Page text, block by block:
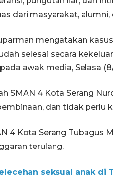
dari masyarakat, alumni,
mengatakan
selesai secara
awak media, Selasa
SMAN 4 Kota Serang
dan tidak perlu
4 Kota Serang Tubagus
terulang.
seksual anak di